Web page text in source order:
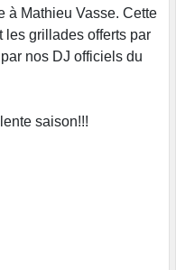
à Mathieu Vasse. Cette
les grillades offerts par
nos DJ officiels du
saison!!!